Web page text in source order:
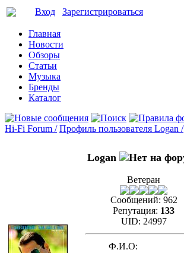
Вход Зарегистрироваться
Главная
Новости
Обзоры
Статьи
Музыка
Бренды
Каталог
Hi-Fi Forum / Профиль пользователя Logan /
Logan
Ветеран
Сообщений: 962
Репутация: 133
UID: 24997
Ф.И.О: